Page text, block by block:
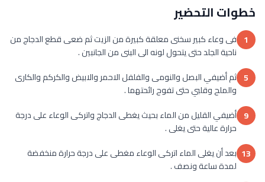
خطوات التحضير
1 فى وعاء كبير سخنى معلقة كبيرة من الزيت ثم ضعى قطع الدجاج من
ناحية الجلد حتى يتحول لونه الى البنى من الجانبين .
5 ثم أضيفي البصل والنومى والفلفل الاحمر والابيض والكركم والكارى
والملح وقلبي حتى تفوح رائحتهما .
9 أضيفي القليل من الماء بحيث يغطى الدجاج واتركى الوعاء على درجة
حرارة عالية حتى يغلى .
13 بعد أن يغلى الماء اتركى الوعاء مغطى على درجة حرارة منخفضة
لمدة ساعة ونصف .